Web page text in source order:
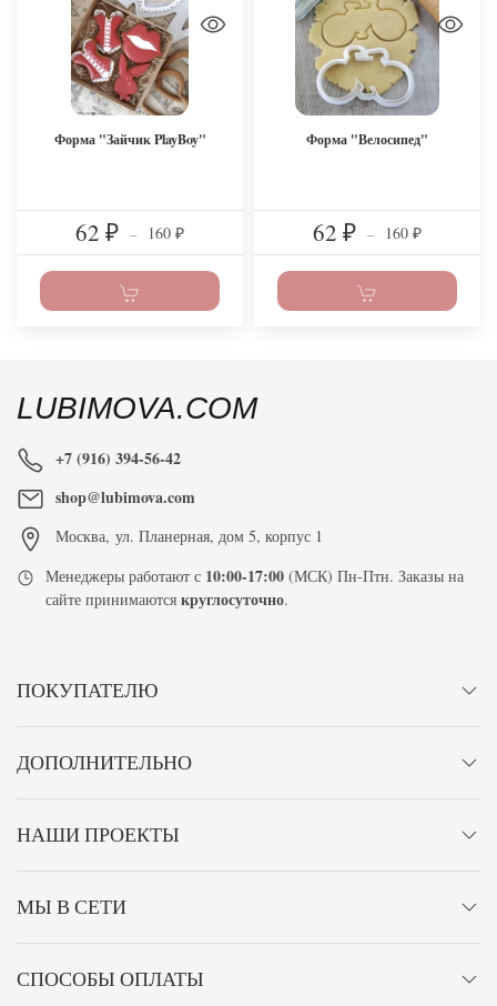
Форма "Зайчик PlayBoy"
62 ₽ – 160 ₽
Форма "Велосипед"
62 ₽ – 160 ₽
LUBIMOVA.COM
+7 (916) 394-56-42
shop@lubimova.com
Москва, ул. Планерная, дом 5, корпус 1
Менеджеры работают с 10:00-17:00 (МСК) Пн-Птн. Заказы на
сайте принимаютсякруглосуточно.
ПОКУПАТЕЛЮ
ДОПОЛНИТЕЛЬНО
НАШИ ПРОЕКТЫ
МЫ В СЕТИ
СПОСОБЫ ОПЛАТЫ